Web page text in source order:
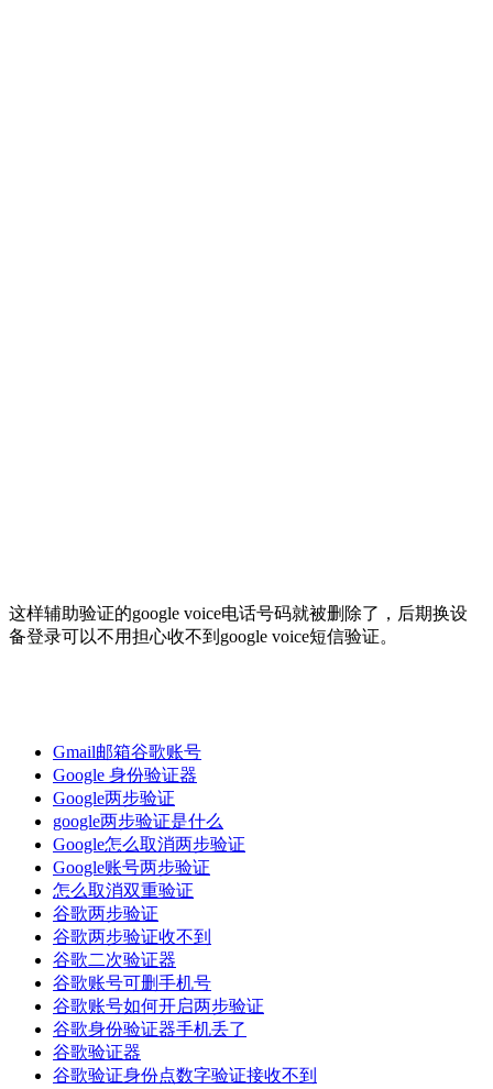
这样辅助验证的google voice电话号码就被删除了，后期换设
备登录可以不用担心收不到google voice短信验证。
Gmail邮箱谷歌账号
Google 身份验证器
Google两步验证
google两步验证是什么
Google怎么取消两步验证
Google账号两步验证
怎么取消双重验证
谷歌两步验证
谷歌两步验证收不到
谷歌二次验证器
谷歌账号可删手机号
谷歌账号如何开启两步验证
谷歌身份验证器手机丢了
谷歌验证器
谷歌验证身份点数字验证接收不到